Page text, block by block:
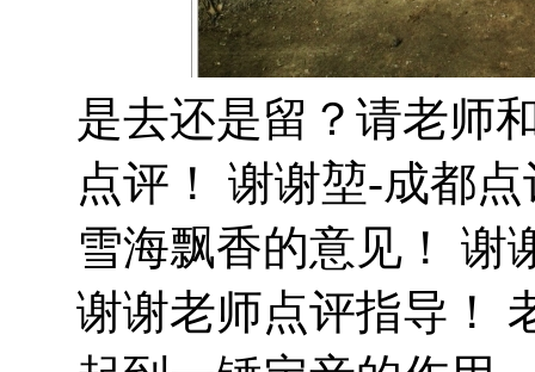
是去还是留？请老师
点评！ 谢谢堃-成都
雪海飘香的意见！ 谢
谢谢老师点评指导！